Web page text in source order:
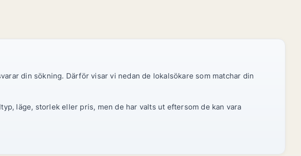
din sökning. Därför visar vi nedan de lokalsökare som matchar din
läge, storlek eller pris, men de har valts ut eftersom de kan vara